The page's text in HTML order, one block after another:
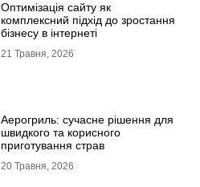
Оптимізація сайту як
комплексний підхід до зростання
бізнесу в інтернеті
21 Травня, 2026
Аерогриль: сучасне рішення для
швидкого та корисного
приготування страв
20 Травня, 2026